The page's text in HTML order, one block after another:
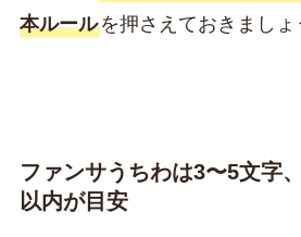
本ルールを押さえておきましょ
ファンサうちわは3〜5文字
以内が目安